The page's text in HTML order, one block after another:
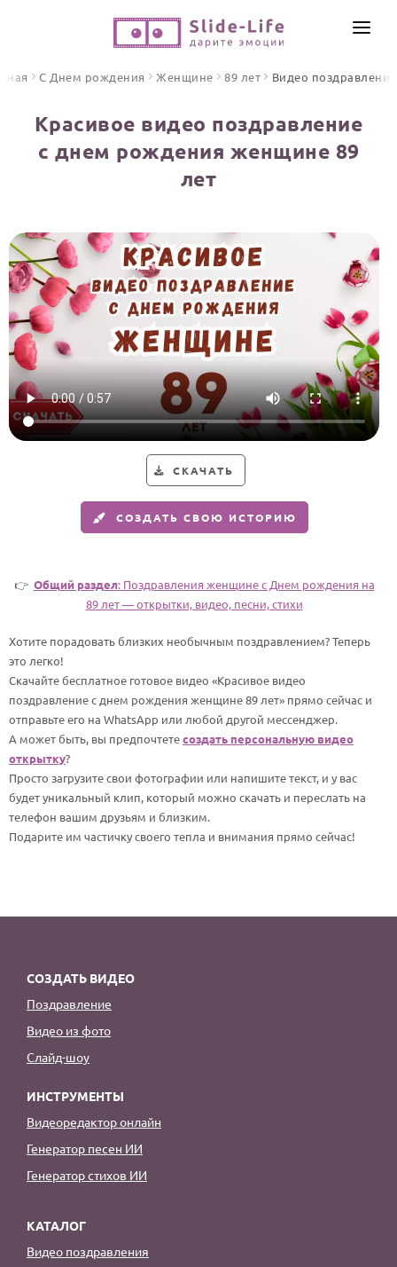
ПО ФОРМАТУ
Открытки
Стихи и тексты
ПРАЗДНИКИ
С Днем рождения
Юбилей
Свадьба
Выпускной HOT
Календарь праздников
Женщине
Маме
Детям
Все родственники
ПЕРСОНАЛЬНЫЕ
Пожелания
По именам
По годам
ИНСТРУМЕНТЫ
ОТЗЫВЫ
С Днем рождения Женщине 89 лет Видео поздравления
Красивое видео поздравление
с днем рождения женщине 89
лет
СКАЧАТЬ
СОЗДАТЬ СВОЮ ИСТОРИЮ
👉 Общий раздел: Поздравления женщине c Днем рождения на
89 лет — открытки, видео, песни, стихи
Хотите порадовать близких необычным поздравлением? Теперь
это легко!
Скачайте бесплатное готовое видео «Красивое видео
поздравление с днем рождения женщине 89 лет» прямо сейчас и
отправьте его на WhatsApp или любой другой мессенджер.
А может быть, вы предпочтетесоздать персональную видео
открытку?
Просто загрузите свои фотографии или напишите текст, и у вас
будет уникальный клип, который можно скачать и переслать на
телефон вашим друзьям и близким.
Подарите им частичку своего тепла и внимания прямо сейчас!
СОЗДАТЬ ВИДЕО
Поздравление
Видео из фото
Слайд-шоу
ИНСТРУМЕНТЫ
Видеоредактор онлайн
Генератор песен ИИ
Генератор стихов ИИ
КАТАЛОГ
Видео поздравления